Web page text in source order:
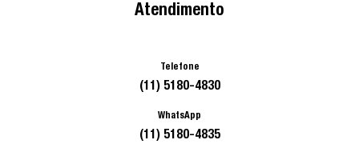
Atendimento
Telefone
(11) 5180-4830
WhatsApp
(11) 5180-4835